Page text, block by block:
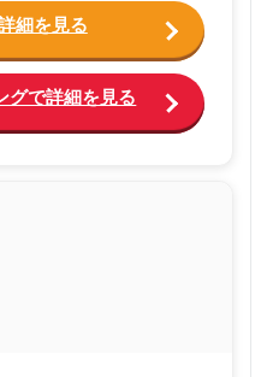
細を見る
グで詳細を見る